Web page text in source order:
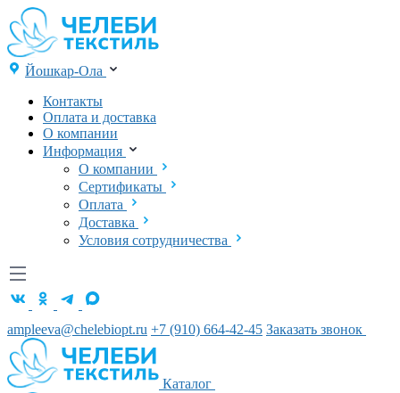
Йошкар-Ола
Контакты
Оплата и доставка
О компании
Информация
О компании
Сертификаты
Оплата
Доставка
Условия сотрудничества
ampleeva@chelebiopt.ru +7 (910) 664-42-45 Заказать звонок
Каталог